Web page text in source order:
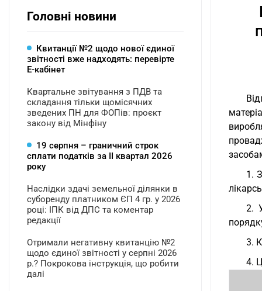
1.
2.
3.
4.
Головні новини
Квитанції №2 щодо нової єдиної
звітності вже надходять: перевірте
Е-кабінет
Квартальне звітування з ПДВ та
складання тільки щомісячних
зведених ПН для ФОПів: проєкт
закону від Мінфіну
19 серпня – граничний строк
сплати податків за ІI квартал 2026
року
Наслідки здачі земельної ділянки в
суборенду платником ЄП 4 гр. у 2026
році: ІПК від ДПС та коментар
редакції
Отримали негативну квитанцію №2
щодо єдиної звітності у серпні 2026
р.? Покрокова інструкція, що робити
далі